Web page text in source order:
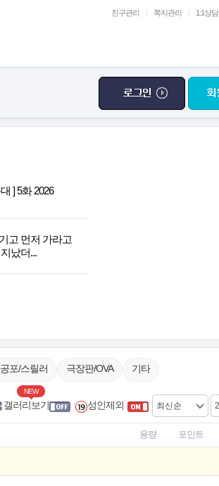
1:1상담
|
쪽지관리
|
친구관리
] 5화 2026
고 먼저 가라고
났더...
공포/스릴러 극장판/OVA 기타
NEW
갤러리보기 성인제외
용량 포인트